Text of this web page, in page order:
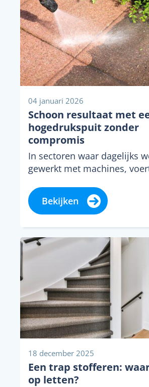
04 januari 2026
Schoon resultaat met
hogedrukspuit zonder
compromis
In sectoren waar dagelijks
gewerkt met machines,
geen bijzaak maar een vast
van...Bekijken
18 december 2025
Een trap stofferen:
op letten?